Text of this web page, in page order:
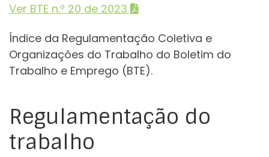
Ver BTE n.º 20 de 2023
Índice da Regulamentação Coletiva e
Organizações do Trabalho do Boletim do
Trabalho e Emprego (BTE).
Regulamentação do
trabalho